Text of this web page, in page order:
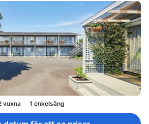
vuxna 1 enkelsäng